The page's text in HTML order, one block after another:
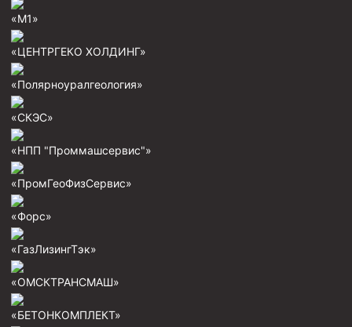
Штанголовки
Удочки ловильные
Обурочный комплекс ОК
Фрезеры торцевые с фрезерующей воронкой и с
Магнитные ловители
Фрезеры арбузообразные
Фрезеры стартово-оконные
Фрезеры Барракуда
«М1»
«ЦЕНТРГЕКО ХОЛДИНГ»
«Полярноуралгеология»
«СКЭС»
«НПП "Проммашсервис"»
«ПромГеоФизСервис»
«Форс»
«ГазЛизингТэк»
«ОМСКТРАНСМАШ»
«БЕТОНКОМПЛЕКТ»